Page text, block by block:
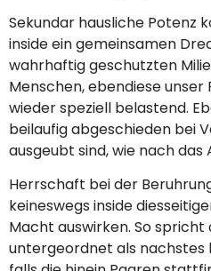
Sekundar hausliche Potenz
inside ein gemeinsamen
wahrhaftig geschutzten
Menschen, ebendiese
wieder speziell belastend.
beilaufig abgeschieden bei
ausgeubt sind, wie nach
Herrschaft bei der
keineswegs inside
Macht auswirken. So
untergeordnet als nachstes